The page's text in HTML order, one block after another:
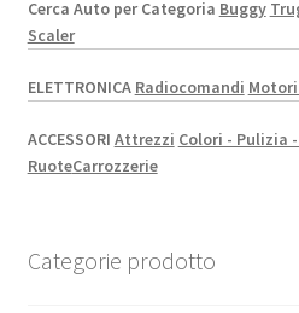
Cerca Auto per Categoria Buggy
Scaler
ELETTRONICA Radiocomandi
ACCESSORI Attrezzi Colori - Pulizia
RuoteCarrozzerie
Categorie prodotto